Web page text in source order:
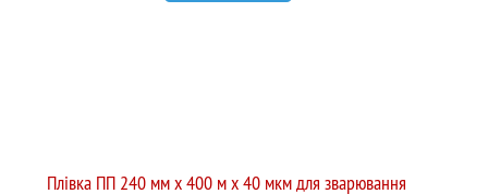
Плівка ПП 240 мм x 400 м x 40 мкм для зварювання